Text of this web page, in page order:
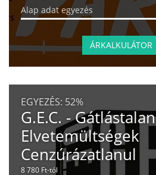
Alap adat egyezés
ÁRKALKULÁTOR
EGYEZÉS: 52%
G.E.C. - Gátlástalan
Elvetemültségek
Cenzúrázatlanul
8 780 Ft-tól